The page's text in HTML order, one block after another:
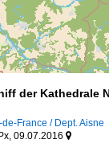
der Kathedrale
France / Dept. Aisne
09.07.2016 